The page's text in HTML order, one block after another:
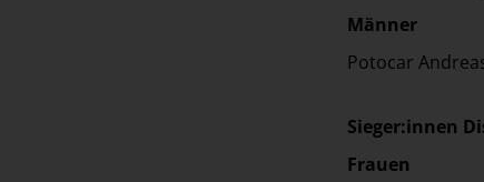
Männer
Potocar
Sieger:innen
Frauen